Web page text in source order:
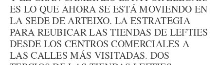
ES LO QUE AHORA SE ESTÁ MOVIENDO EN
LA SEDE DE ARTEIXO. LA ESTRATEGIA
PARA REUBICAR LAS TIENDAS DE LEFTIES
DESDE LOS CENTROS COMERCIALES A
LAS CALLES MÁS VISITADAS. DOS